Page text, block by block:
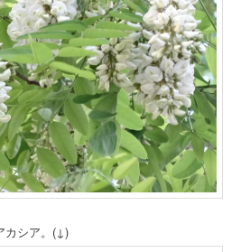
カシア。(↓)